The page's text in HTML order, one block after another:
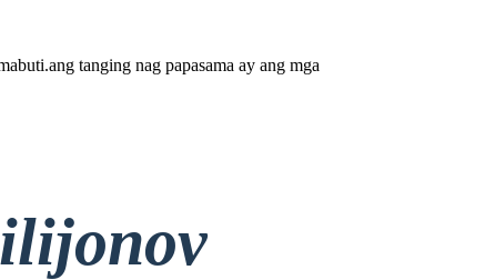
tanging nag papasama ay ang mga